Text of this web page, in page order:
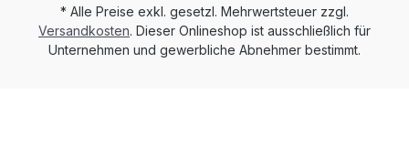
* Alle Preise exkl. gesetzl. Mehrwertsteuer zzgl.
Versandkosten. Dieser Onlineshop ist ausschließlich für
Unternehmen und gewerbliche Abnehmer bestimmt.